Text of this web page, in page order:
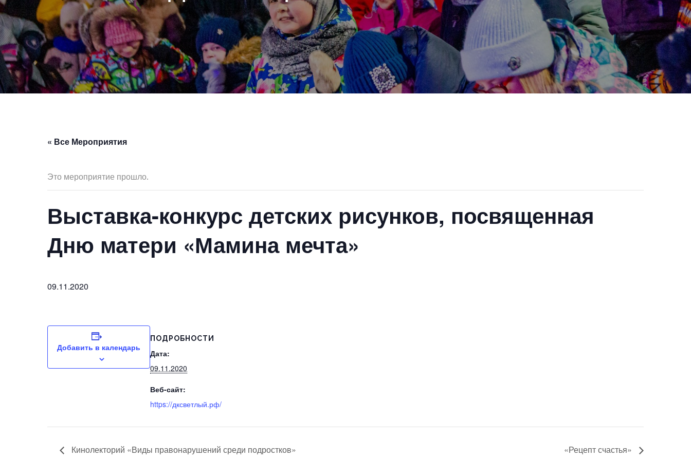
« Все Мероприятия
Это мероприятие прошло.
Выставка-конкурс детских рисунков, посвященная
Дню матери «Мамина мечта»
09.11.2020
Добавить в календарь
ПОДРОБНОСТИ
Дата:
09.11.2020
Веб-сайт:
https://дксветлый.рф/
Кинолекторий «Виды правонарушений среди подростков» «Рецепт счастья»